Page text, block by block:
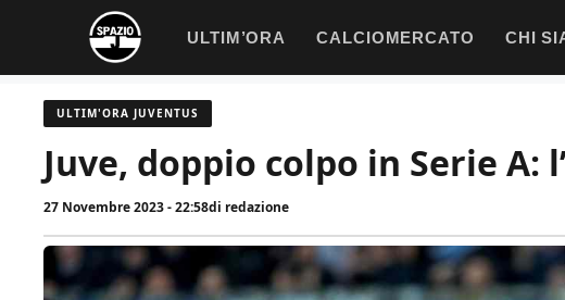
contenuto
ULTIM’ORA CALCIOMERCATO CHI
ULTIM'ORA JUVENTUS
Juve, doppio colpo in Serie A:
27 Novembre 2023 - 22:58di redazione